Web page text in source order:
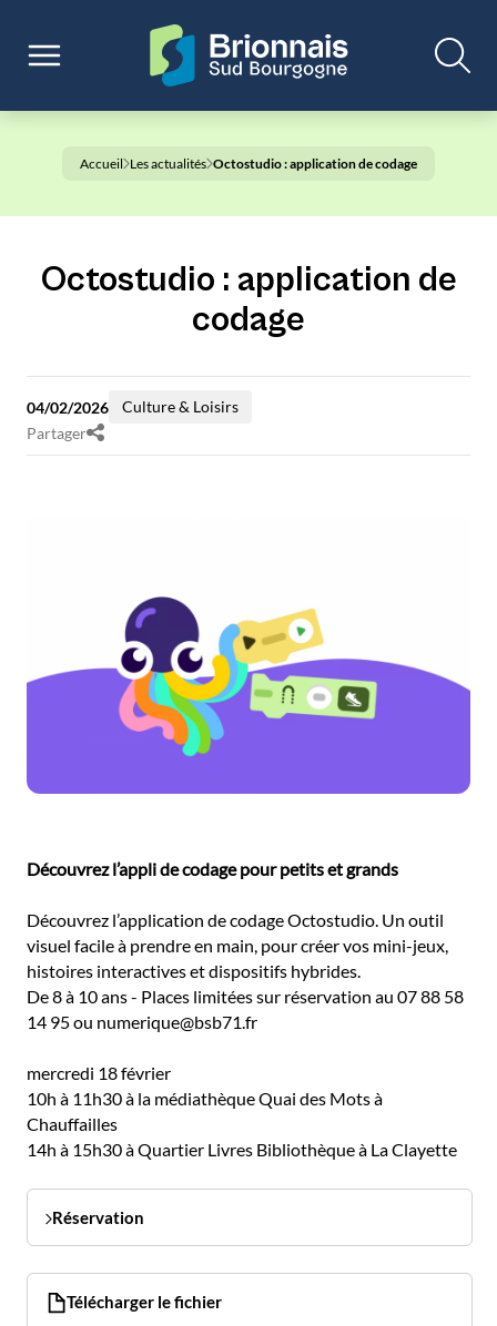
Accueil Les actualités Octostudio : application de codage
Octostudio : application de
codage
04/02/2026
Culture & Loisirs
Partager
Découvrez l’appli de codage pour petits et grands
Découvrez l’application de codage Octostudio. Un outil
visuel facile à prendre en main, pour créer vos mini-jeux,
histoires interactives et dispositifs hybrides.
De 8 à 10 ans - Places limitées sur réservation au 07 88 58
14 95 ou numerique@bsb71.fr
mercredi 18 février
10h à 11h30 à la médiathèque Quai des Mots à
Chauffailles
14h à 15h30 à Quartier Livres Bibliothèque à La Clayette
Réservation
Télécharger le fichier